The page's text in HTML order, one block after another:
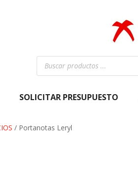
Búsqueda
productos
SOLICITAR PRESUPUESTO
/ Portanotas Leryl